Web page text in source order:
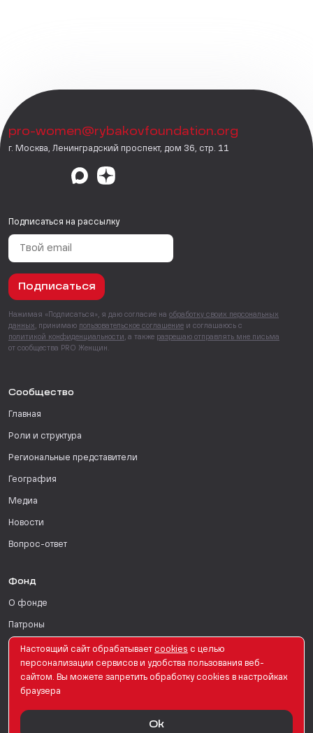
pro-women@rybakovfoundation.org
г. Москва, Ленинградский проспект, дом 36, стр. 11
Подписаться на рассылку
Подписаться
Нажимая «Подписаться», я даю согласие на обработку своих персональных
данных , принимаю пользовательское соглашение и соглашаюсь с
политикой конфиденциальности , а также разрешаю отправлять мне письма
от сообщества PRO Женщин.
Сообщество
Главная
Роли и структура
Региональные представители
География
Медиа
Новости
Вопрос-ответ
Фонд
О фонде
Патроны
Поддержать
Для СМИ
© PRO Женщин. Все права защищены. 2026
Настоящий сайт обрабатывает сookies с целью
персонализации сервисов и удобства пользования веб-
сайтом. Вы можете запретить обработку сookies в настройках
браузера
Ok